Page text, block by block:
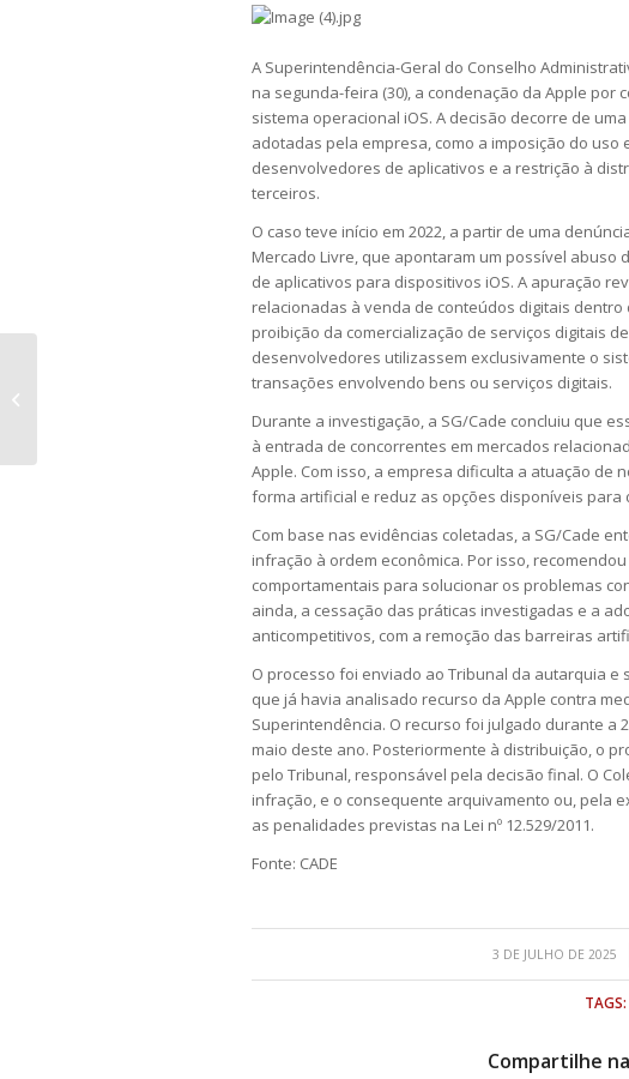
A Superintendência-Geral do Conselho
na segunda-feira (30), a condenação da Apple
sistema operacional iOS. A decisão decorre de
adotadas pela empresa, como a imposição do
desenvolvedores de aplicativos e a restrição à
terceiros.
O caso teve início em 2022, a partir de uma
Mercado Livre, que apontaram um possível
de aplicativos para dispositivos iOS. A apuração
relacionadas à venda de conteúdos digitais
proibição da comercialização de serviços digitais
desenvolvedores utilizassem exclusivamente o
transações envolvendo bens ou serviços digitais.
Durante a investigação, a SG/Cade concluiu que
à entrada de concorrentes em mercados
Apple. Com isso, a empresa dificulta a atuação
forma artificial e reduz as opções disponíveis
Com base nas evidências coletadas, a SG/Cade
infração à ordem econômica. Por isso,
comportamentais para solucionar os problemas
ainda, a cessação das práticas investigadas e a
anticompetitivos, com a remoção das barreiras
O processo foi enviado ao Tribunal da autarquia
que já havia analisado recurso da Apple contra
Superintendência. O recurso foi julgado durante a
maio deste ano. Posteriormente à distribuição, o
pelo Tribunal, responsável pela decisão final. O
infração, e o consequente arquivamento ou, pela
as penalidades previstas na Lei nº 12.529/2011.
Fonte: CADE
3 DE JULHO DE 2025
/
TAGS:
Compartilhe